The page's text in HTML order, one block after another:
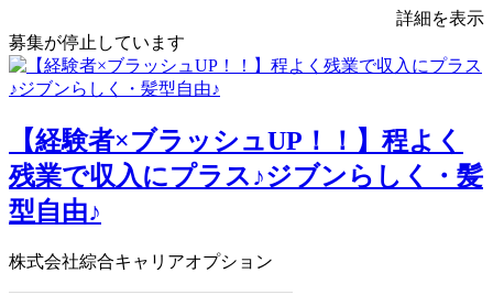
詳細を表示
募集が停止しています
【経験者×ブラッシュUP！！】程よく
残業で収入にプラス♪ジブンらしく・髪
型自由♪
株式会社綜合キャリアオプション